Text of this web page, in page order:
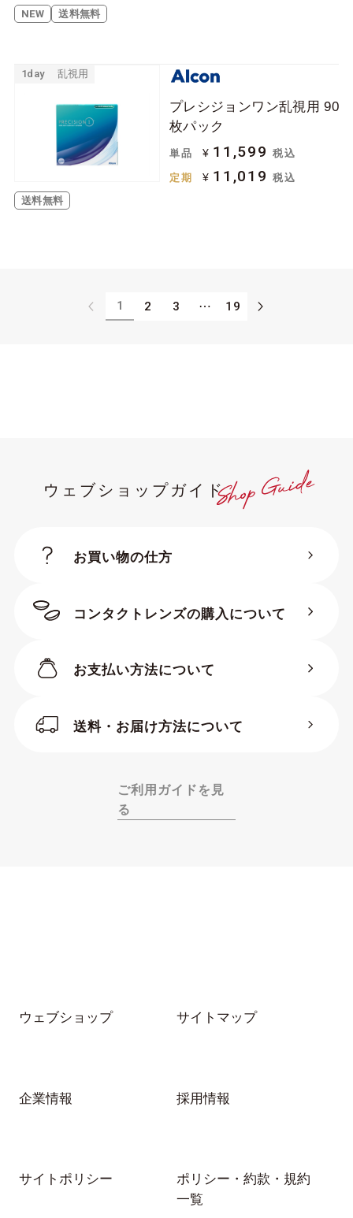
NEW 送料無料
1day 乱視用
送料無料
プレシジョンワン乱視用 90
枚パック
単品 ¥ 11,599 税込
定期 ¥ 11,019 税込
1 2 3 ⋯ 19
ウェブショップガイド
お買い物の仕方
コンタクトレンズの購入について
お支払い方法について
送料・お届け方法について
ご利用ガイドを見
る
ウェブショップ サイトマップ
企業情報 採用情報
サイトポリシー
ポリシー・約款・規約
一覧